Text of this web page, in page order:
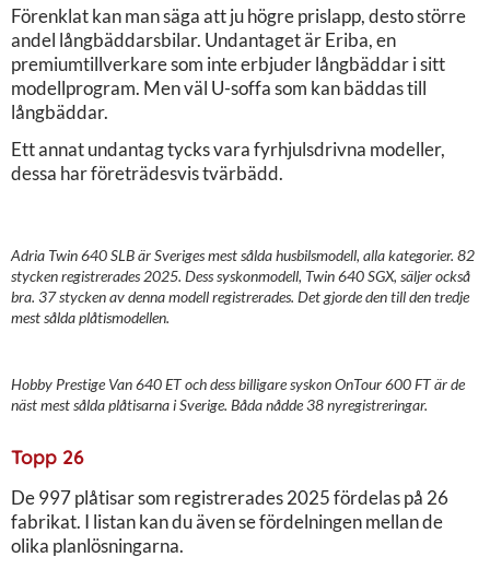
Förenklat kan man säga att ju högre prislapp, desto större
andel långbäddarsbilar. Undantaget är Eriba, en
premiumtillverkare som inte erbjuder långbäddar i sitt
modellprogram. Men väl U-soffa som kan bäddas till
långbäddar.
Ett annat undantag tycks vara fyrhjulsdrivna modeller,
dessa har företrädesvis tvärbädd.
Adria Twin 640 SLB är Sveriges mest sålda husbilsmodell, alla kategorier. 82
stycken registrerades 2025. Dess syskonmodell, Twin 640 SGX, säljer också
bra. 37 stycken av denna modell registrerades. Det gjorde den till den tredje
mest sålda plåtismodellen.
Hobby Prestige Van 640 ET och dess billigare syskon OnTour 600 FT är de
näst mest sålda plåtisarna i Sverige. Båda nådde 38 nyregistreringar.
Topp 26
De 997 plåtisar som registrerades 2025 fördelas på 26
fabrikat. I listan kan du även se fördelningen mellan de
olika planlösningarna.